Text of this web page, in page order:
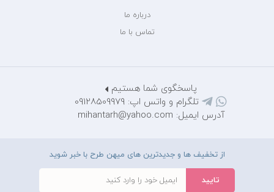
درباره ما
تماس با ما
پاسخگوی شما هستیم
تلگرام و واتس اپ: 09128509979
آدرس ایمیل: mihantarh@yahoo.com
از تخفیف ها و جدیدترین های میهن طرح با خبر شوید